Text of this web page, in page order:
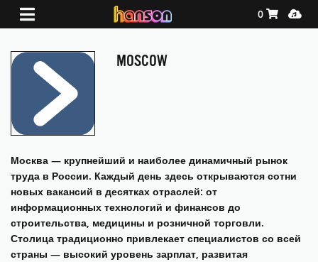
Shopping
0
MOSCOW
Москва — крупнейший и наиболее динамичный рынок
труда в России. Каждый день здесь открываются сотни
новых вакансий в десятках отраслей: от
информационных технологий и финансов до
строительства, медицины и розничной торговли.
Столица традиционно привлекает специалистов со всей
страны — высокий уровень зарплат, развитая